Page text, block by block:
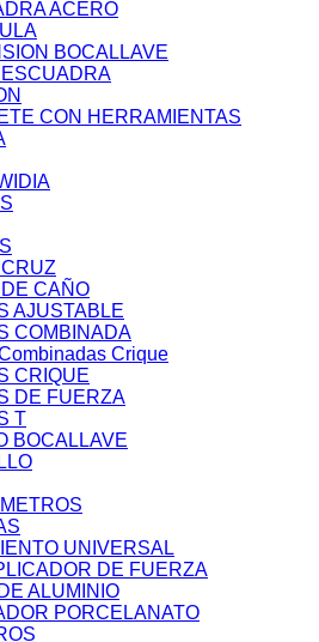
ACERO
BOCALLAVE
ESCUADRA
CON HERRAMIENTAS
CAÑO
AJUSTABLE
COMBINADA
Crique
CRIQUE
DE FUERZA
T
BOCALLAVE
UNIVERSAL
DE FUERZA
ALUMINIO
PORCELANATO